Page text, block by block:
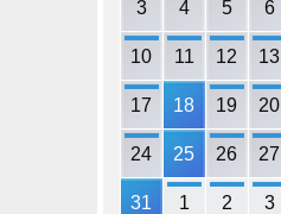
3 4 5 6
10 11 12 13
17 18 19 20
24 25 26 27
31 1 2 3